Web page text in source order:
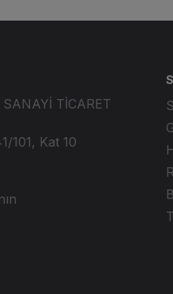
TİCARET
101, Kat 10